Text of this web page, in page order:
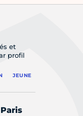
et
profil
JEUNE